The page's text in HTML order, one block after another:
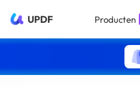
UPDF Producten